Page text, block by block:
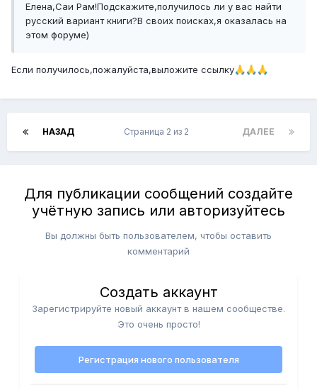
Елена,Саи Рам!Подскажите,получилось ли у вас найти
русский вариант книги?В своих поисках,я оказалась на
этом форуме)
Если получилось,пожалуйста,выложите ссылку🙏 🙏 🙏
НАЗАД ДАЛЕЕ
Страница 2 из 2
Для публикации сообщений создайте
учётную запись или авторизуйтесь
Вы должны быть пользователем, чтобы оставить
комментарий
Создать аккаунт
Зарегистрируйте новый аккаунт в нашем сообществе.
Это очень просто!
Регистрация нового пользователя